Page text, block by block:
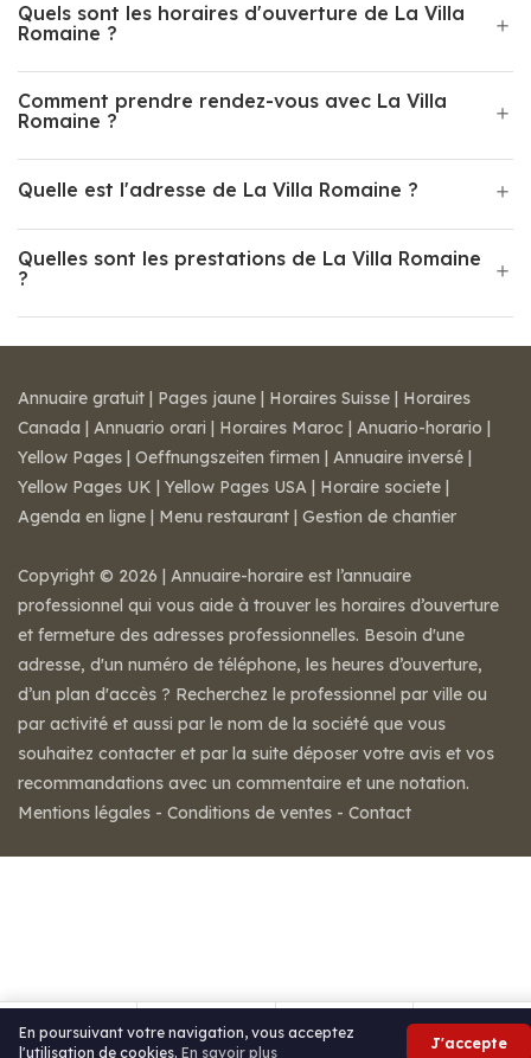
Itinéraire Avis
Quels sont les horaires d'ouverture de La Villa
Romaine ?
Comment prendre rendez-vous avec La Villa
Romaine ?
Quelle est l'adresse de La Villa Romaine ?
Quelles sont les prestations de La Villa Romaine
?
En poursuivant votre navigation, vous acceptez
l'utilisation de cookies. En savoir plus
J'accepte
Annuaire gratuit | Pages jaune | Horaires Suisse | Horaires
Canada | Annuario orari | Horaires Maroc | Anuario-horario |
Yellow Pages | Oeffnungszeiten firmen | Annuaire inversé |
Yellow Pages UK | Yellow Pages USA | Horaire societe |
Agenda en ligne | Menu restaurant | Gestion de chantier
Copyright © 2026 | Annuaire-horaire est l’annuaire
professionnel qui vous aide à trouver les horaires d’ouverture
et fermeture des adresses professionnelles. Besoin d'une
adresse, d'un numéro de téléphone, les heures d’ouverture,
d’un plan d'accès ? Recherchez le professionnel par ville ou
par activité et aussi par le nom de la société que vous
souhaitez contacter et par la suite déposer votre avis et vos
recommandations avec un commentaire et une notation.
Mentions légales - Conditions de ventes - Contact